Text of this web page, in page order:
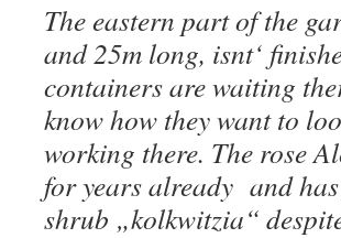
The eastern part of the
and 25m long, isnt‘
containers are waiting
know how they want to
working there. The rose
for years already and
shrub „kolkwitzia“